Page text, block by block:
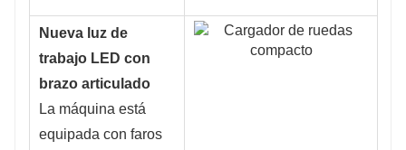
Nueva luz de
trabajo LED con
brazo articulado
La máquina está
equipada con faros